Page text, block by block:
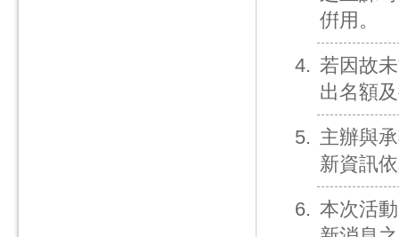
倂用。
若因故
出名額
主辦與
新資訊
本次活